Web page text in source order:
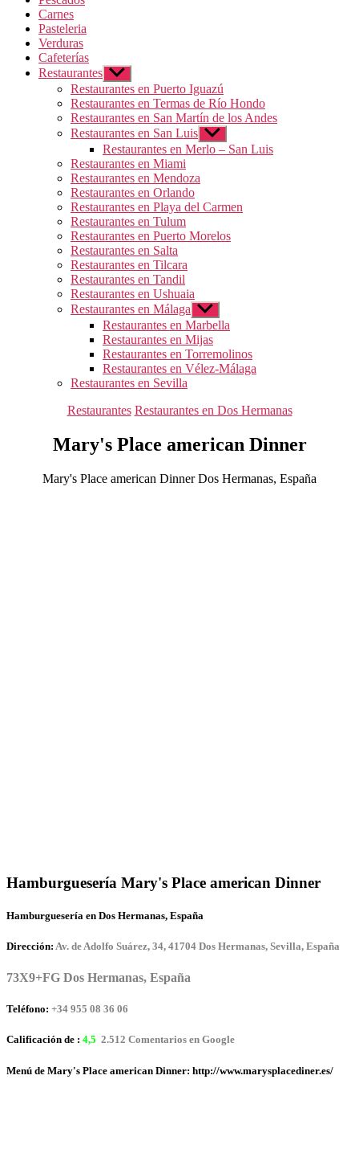
Carnes
Pasteleria
Verduras
Cafeterías
Restaurantes Mostrar
el
submenú
Restaurantes en Puerto Iguazú
Restaurantes en Termas de Río Hondo
Restaurantes en San Martín de los Andes
Restaurantes en San Luis Mostrar
el
submenú
Restaurantes en Merlo – San Luis
Restaurantes en Miami
Restaurantes en Mendoza
Restaurantes en Orlando
Restaurantes en Playa del Carmen
Restaurantes en Tulum
Restaurantes en Puerto Morelos
Restaurantes en Salta
Restaurantes en Tilcara
Restaurantes en Tandil
Restaurantes en Ushuaia
Restaurantes en Málaga Mostrar
el
submenú
Restaurantes en Marbella
Restaurantes en Mijas
Restaurantes en Torremolinos
Restaurantes en Vélez-Málaga
Restaurantes en Sevilla
Categorías
Restaurantes Restaurantes en Dos Hermanas
Mary's Place american Dinner
Mary's Place american Dinner Dos Hermanas, España
Hamburguesería Mary's Place american Dinner
Hamburguesería en Dos Hermanas, España
Dirección: Av. de Adolfo Suárez, 34, 41704 Dos Hermanas, Sevilla, España
73X9+FG Dos Hermanas, España
Teléfono: +34 955 08 36 06
Calificación de : 4,5 2.512 Comentarios en Google
Menú de Mary's Place american Dinner: http://www.marysplacediner.es/